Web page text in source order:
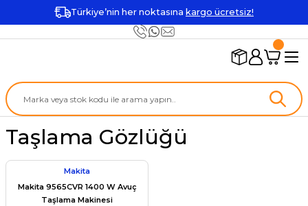
Türkiye’nin her noktasına kargo ücretsiz!
Taşlama Gözlüğü
Makita
Makita 9565CVR 1400 W Avuç
Taşlama Makinesi